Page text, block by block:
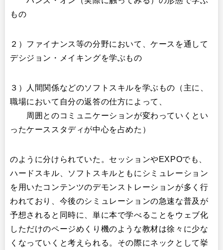
もの
２）ファイナンス等の分野において、ケースを通して
デシジョン・メイキングを学ぶもの
３）人間関係などのソフトスキルを学ぶもの（主に、
職場において自分の返答の仕方によって、
周囲とのコミュニケーションが変わっていくとい
ったケーススタディが中心を占めた）
のように分けられていた。セッションやEXPOでも、
ハードスキル、ソフトスキルともにシミュレーション
を用いたコンテンツのデモンストレーションが多く行
われており、今後のシミュレーションの急速な普及が
予想されると同時に、単に本で学べることをウェブ化
しただけのページめくり機のような教材は徐々に少な
くなっていくと考えられる。その際にネックとして挙